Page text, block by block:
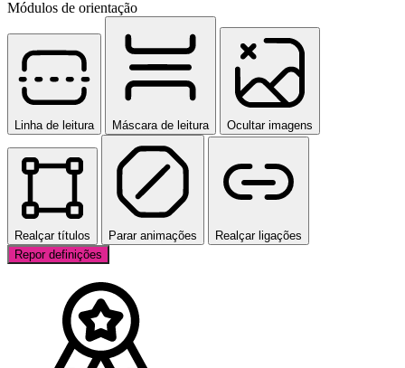
Módulos de orientação
Linha de leitura Máscara de leitura Ocultar imagens
Realçar títulos Parar animações
Realçar ligações
Repor definições